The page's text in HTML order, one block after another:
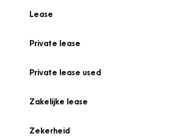
Lease
Private lease
Private lease used
Zakelijke lease
Zekerheid